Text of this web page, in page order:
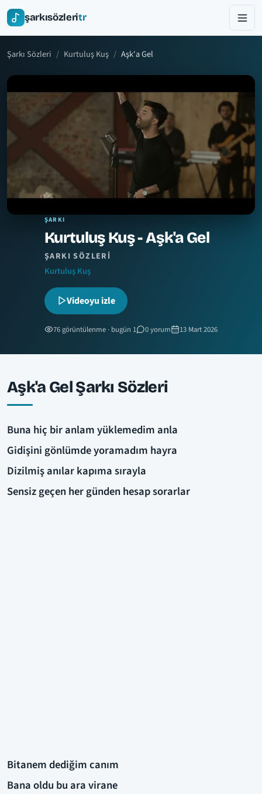
şarkısözleritr
Şarkı Sözleri Kurtuluş Kuş Aşk'a Gel
ŞARKI
Kurtuluş Kuş - Aşk'a Gel
ŞARKI SÖZLERI
Kurtuluş Kuş
Videoyu izle
76 görüntülenme · bugün 1 0 yorum 13 Mart 2026
Aşk'a Gel Şarkı Sözleri
Buna hiç bir anlam yüklemedim anla
Gidişini gönlümde yoramadım hayra
Dizilmiş anılar kapıma sırayla
Sensiz geçen her günden hesap sorarlar
Bitanem dediğim canım
Bana oldu bu ara virane